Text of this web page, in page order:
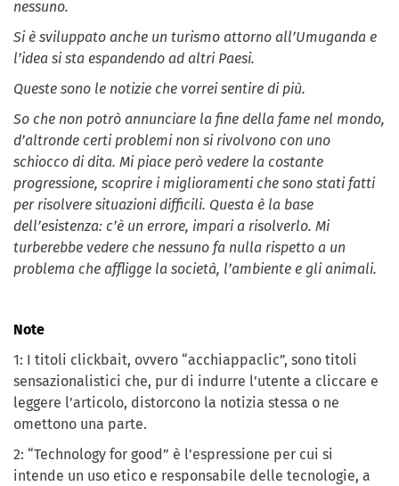
nessuno.
Si è sviluppato anche un turismo attorno all’Umuganda e
l’idea si sta espandendo ad altri Paesi.
Queste sono le notizie che vorrei sentire di più.
So che non potrò annunciare la fine della fame nel mondo,
d’altronde certi problemi non si rivolvono con uno
schiocco di dita. Mi piace però vedere la costante
progressione, scoprire i miglioramenti che sono stati fatti
per risolvere situazioni difficili. Questa è la base
dell’esistenza: c’è un errore, impari a risolverlo. Mi
turberebbe vedere che nessuno fa nulla rispetto a un
problema che affligge la società, l’ambiente e gli animali.
Note
1: I titoli clickbait, ovvero “acchiappaclic”, sono titoli
sensazionalistici che, pur di indurre l’utente a cliccare e
leggere l’articolo, distorcono la notizia stessa o ne
omettono una parte.
2: “Technology for good” è l’espressione per cui si
intende un uso etico e responsabile delle tecnologie, a